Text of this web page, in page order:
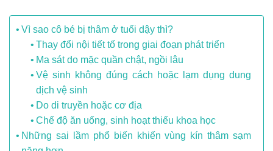
Vì sao cô bé bị thâm ở tuổi dậy thì?
Thay đổi nội tiết tố trong giai đoạn phát triển
Ma sát do mặc quần chật, ngồi lâu
Vệ sinh không đúng cách hoặc lạm dụng dung
dịch vệ sinh
Do di truyền hoặc cơ địa
Chế độ ăn uống, sinh hoạt thiếu khoa học
Những sai lầm phổ biến khiến vùng kín thâm sạm